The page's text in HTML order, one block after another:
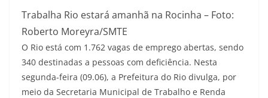
Trabalha Rio estará amanhã na Rocinha – Foto:
Roberto Moreyra/SMTE
O Rio está com 1.762 vagas de emprego abertas, sendo
340 destinadas a pessoas com deficiência. Nesta
segunda-feira (09.06), a Prefeitura do Rio divulga, por
meio da Secretaria Municipal de Trabalho e Renda